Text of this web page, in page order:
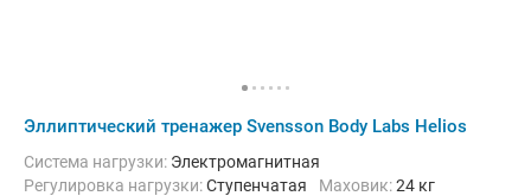
Эллиптический тренажер Svensson Body Labs Helios
Система нагрузки: Электромагнитная
Регулировка нагрузки:Ступенчатая Маховик:24 кг